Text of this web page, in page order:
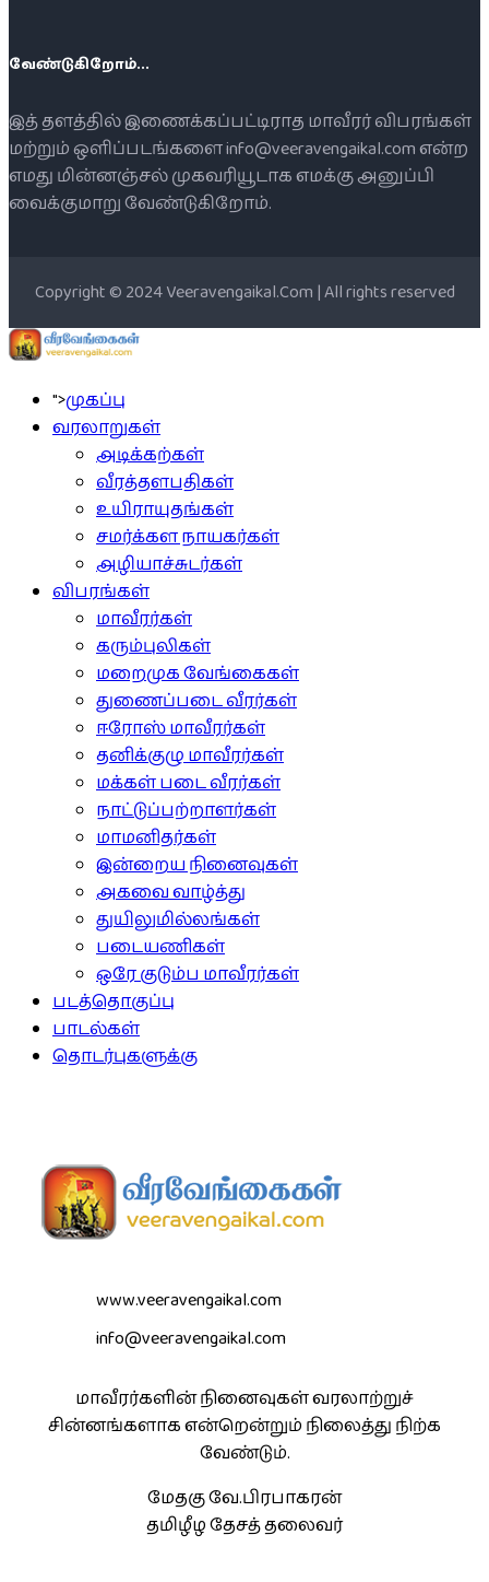
வேண்டுகிறோம்...
இத் தளத்தில் இணைக்கப்பட்டிராத மாவீரர் விபரங்கள்
மற்றும் ஒளிப்படங்களை info@veeravengaikal.com என்ற
எமது மின்னஞ்சல் முகவரியூடாக எமக்கு அனுப்பி
வைக்குமாறு வேண்டுகிறோம்.
Copyright © 2024 Veeravengaikal.Com | All rights reserved
">முகப்பு
வரலாறுகள்
அடிக்கற்கள்
வீரத்தளபதிகள்
உயிராயுதங்கள்
சமர்க்கள நாயகர்கள்
அழியாச்சுடர்கள்
விபரங்கள்
மாவீரர்கள்
கரும்புலிகள்
மறைமுக வேங்கைகள்
துணைப்படை வீரர்கள்
ஈரோஸ் மாவீரர்கள்
தனிக்குழு மாவீரர்கள்
மக்கள் படை வீரர்கள்
நாட்டுப்பற்றாளர்கள்
மாமனிதர்கள்
இன்றைய நினைவுகள்
அகவை வாழ்த்து
துயிலுமில்லங்கள்
படையணிகள்
ஒரே குடும்ப மாவீரர்கள்
படத்தொகுப்பு
பாடல்கள்
தொடர்புகளுக்கு
www.veeravengaikal.com
info@veeravengaikal.com
மாவீரர்களின் நினைவுகள் வரலாற்றுச்
சின்னங்களாக என்றென்றும் நிலைத்து நிற்க
வேண்டும்.
மேதகு வே.பிரபாகரன்
தமிழீழ தேசத் தலைவர்